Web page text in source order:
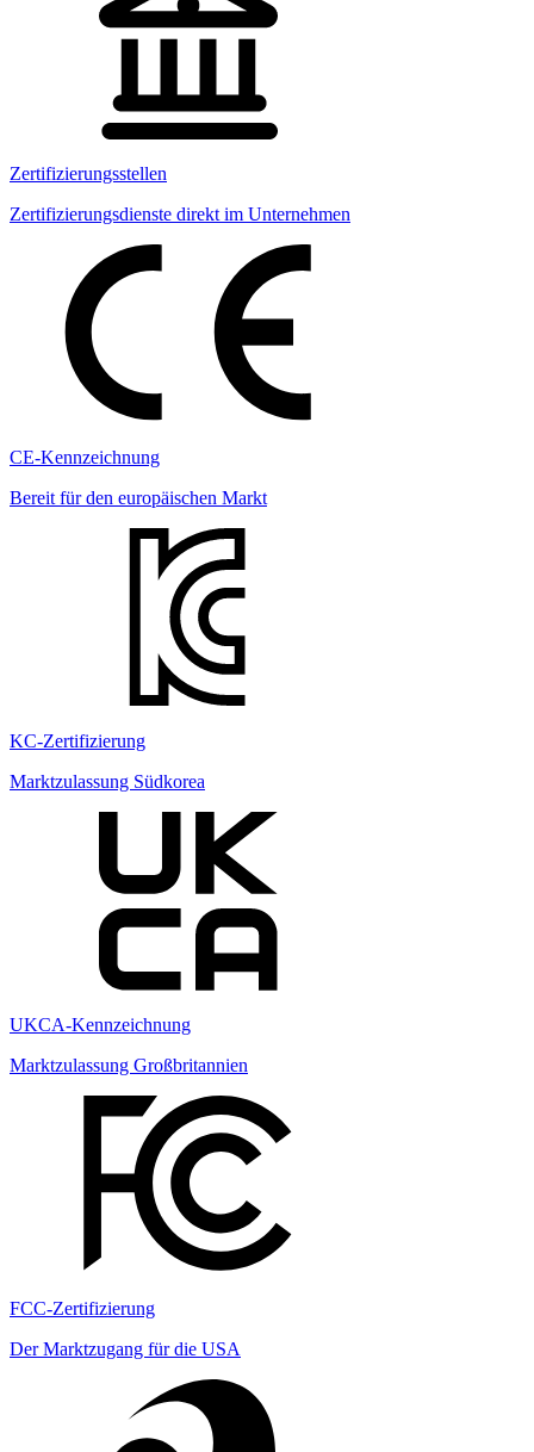
Zertifizierungsstellen
Zertifizierungsdienste direkt im Unternehmen
CE-Kennzeichnung
Bereit für den europäischen Markt
KC-Zertifizierung
Marktzulassung Südkorea
UKCA-Kennzeichnung
Marktzulassung Großbritannien
FCC-Zertifizierung
Der Marktzugang für die USA